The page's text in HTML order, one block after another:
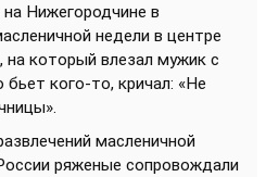
Нижегородчине в
недели в центре
на который влезал мужик с
кого-то, кричал: «Не
масленичной
ряженые сопровождали